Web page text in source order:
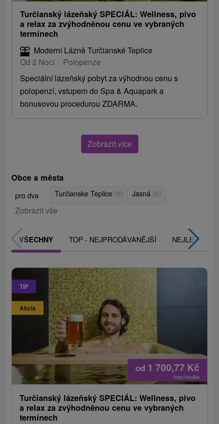
Turčianský lázeňský SPECIÁL: Wellness, pivo
a relax za zvýhodněnou cenu ve vybraných
termínech
Moderní Lázně Turčianské Teplice
Od 2 Nocí
Polopenze
Speciální lázeňský pobyt za výhodnou cenu s
polopenzí, vstupem do Spa & Aquapark a
bonusovou procedurou ZDARMA.
Zobrazit více
Obce a města
pro dva Turčianske Teplice (8) Jasná (6)
Zobrazit vše
VŠECHNY TOP - NEJPRODÁVANĚJŠÍ NEJLEVNĚJŠÍ
TIP
Akcia
od 1 700,77 Kč
/noc/osoba
Turčianský lázeňský SPECIÁL: Wellness, pivo
a relax za zvýhodněnou cenu ve vybraných
termínech